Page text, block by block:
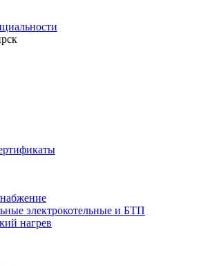
электрокотельные и БТП
нагрев